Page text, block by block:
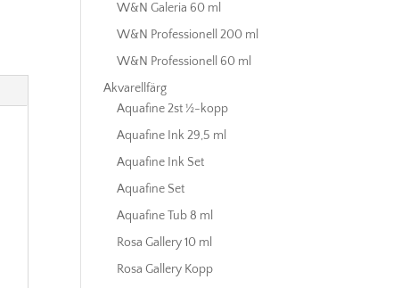
W&N Galeria 60 ml
W&N Professionell 200 ml
W&N Professionell 60 ml
Akvarellfärg
Aquafine 2st ½-kopp
Aquafine Ink 29,5 ml
Aquafine Ink Set
Aquafine Set
Aquafine Tub 8 ml
Rosa Gallery 10 ml
Rosa Gallery Kopp